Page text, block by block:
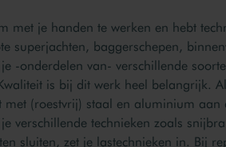
met je handen te werken en hebt
superjachten, baggerschepen,
-onderdelen van- verschillende
is bij dit werk heel belangrijk.
(roestvrij) staal en aluminium aan
verschillende technieken zoals
sluiten, zet je lastechnieken in. Bij